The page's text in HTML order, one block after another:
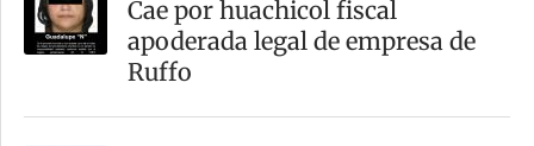
r
t
Cae por huachicol fiscal
apoderada legal de empresa de
Ruffo